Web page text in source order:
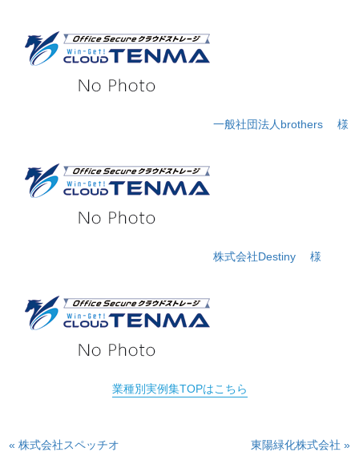
一般社団法人brothers 様
株式会社Destiny 様
業種別実例集TOPはこちら
« 株式会社スペッチオ 東陽緑化株式会社 »